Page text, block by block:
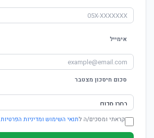
אימייל
סכום חיסכון מצטבר
קראתי ומסכים/ה לתנאי השימוש ומדיניות הפרטיות